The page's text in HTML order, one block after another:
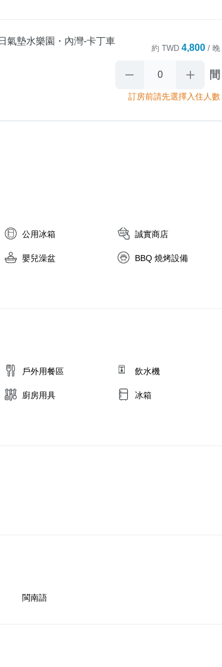
具借用服
燈，進而
具借用服
不接待)。
氣墊水樂園・內灣-卡丁車
吧。房價
燈，進而
刷 /牙膏 /
約 TWD 4,800 / 晚
間
訂房前請先選擇入住人數
公用冰箱 誠實商店
嬰兒澡盆 BBQ 燒烤設備
戶外用餐區 飲水機
廚房用具 冰箱
閩南語